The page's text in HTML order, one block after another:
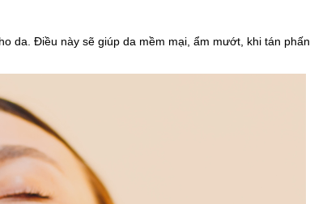
da. Điều này sẽ giúp da mềm mại, ẩm mướt, khi tán phấn